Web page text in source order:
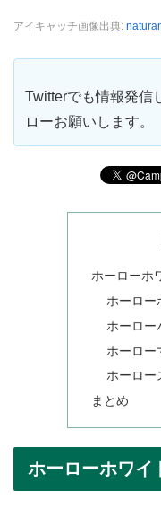
アイキャッチ画像出典:
Twitterでも情報発信
ローお願いします。
ホーローホ
ホーロー
ホーロー
ホーロー
ホーロー
まとめ
ホーローホワイ